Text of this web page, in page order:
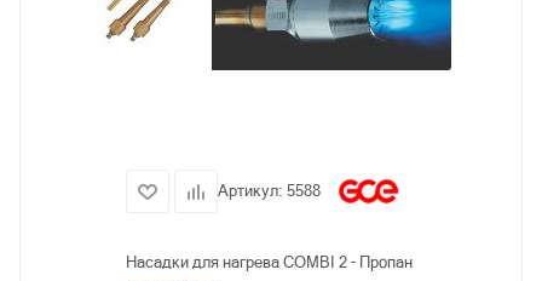
Артикул: 5588
Насадки для нагрева COMBI 2 - Пропан